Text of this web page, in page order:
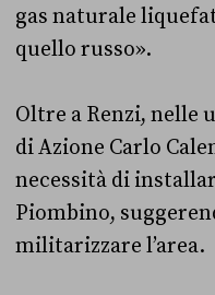
gas naturale
quello russo».
Oltre a Renzi, nelle
di Azione Carlo
necessità di
Piombino,
militarizzare l’area.